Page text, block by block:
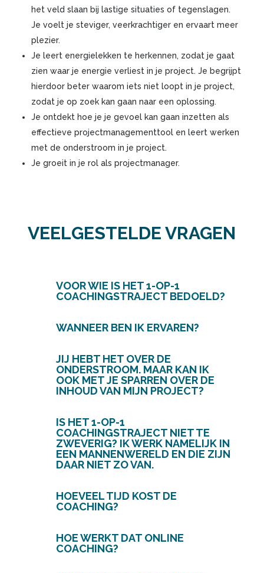
het veld slaan bij lastige situaties of tegenslagen.
Je voelt je steviger, veerkrachtiger en ervaart meer
plezier.
Je leert energielekken te herkennen, zodat je gaat
zien waar je energie verliest in je project. Je begrijpt
hierdoor beter waarom iets niet loopt in je project,
zodat je op zoek kan gaan naar een oplossing.
Je ontdekt hoe je je gevoel kan gaan inzetten als
effectieve projectmanagementtool en leert werken
met de onderstroom in je project.
Je groeit in je rol als projectmanager.
VEELGESTELDE VRAGEN
VOOR WIE IS HET 1-OP-1
COACHINGSTRAJECT BEDOELD?
WANNEER BEN IK ERVAREN?
JIJ HEBT HET OVER DE
ONDERSTROOM. MAAR KAN IK
OOK MET JE SPARREN OVER DE
INHOUD VAN MIJN PROJECT?
IS HET 1-OP-1
COACHINGSTRAJECT NIET TE
ZWEVERIG? IK WERK NAMELIJK IN
EEN MANNENWERELD EN DIE ZIJN
DAAR NIET ZO VAN.
HOEVEEL TIJD KOST DE
COACHING?
HOE WERKT DAT ONLINE
COACHING?